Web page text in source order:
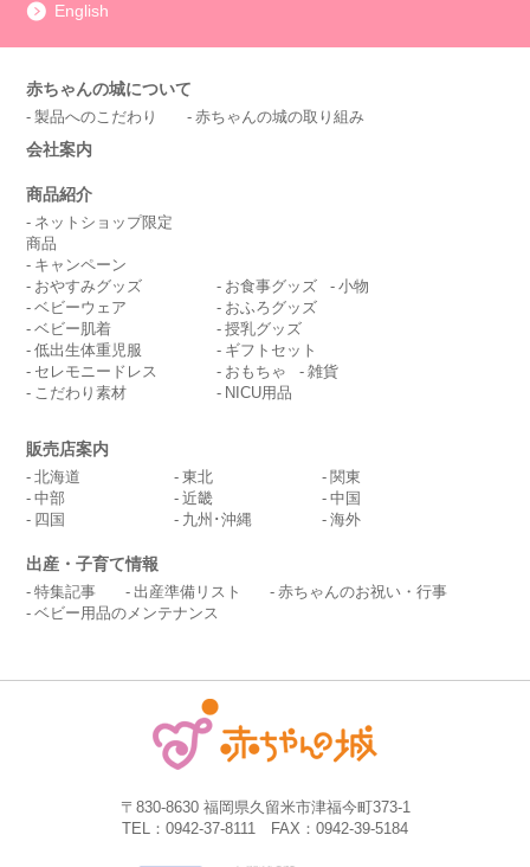
English
赤ちゃんの城について
製品へのこだわり 赤ちゃんの城の取り組み
会社案内
商品紹介
ネットショップ限定
商品
キャンペーン
おやすみグッズ
ベビーウェア
ベビー肌着
低出生体重児服
セレモニードレス
こだわり素材
お食事グッズ
小物
おふろグッズ
授乳グッズ
ギフトセット
おもちゃ
雑貨
NICU用品
販売店案内
北海道 東北
関東
中部
近畿
中国
四国
九州･沖縄 海外
出産・子育て情報
特集記事 出産準備リスト
赤ちゃんのお祝い・行事
ベビー用品のメンテナンス
〒830-8630 福岡県久留米市津福今町373-1
TEL：0942-37-8111 FAX：0942-39-5184